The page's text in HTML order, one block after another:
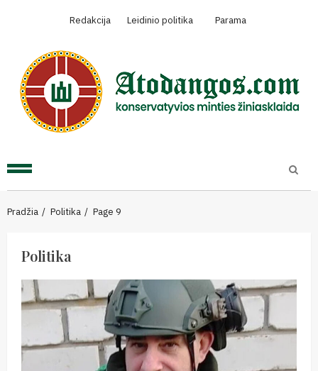
Redakcija Leidinio politika Parama
Primary
Pradžia Politika Page 9
Politika